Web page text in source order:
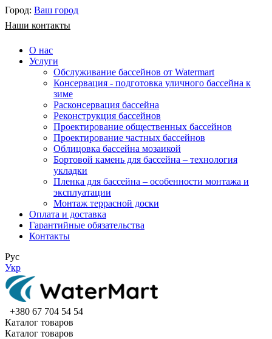
Город: Ваш город
Наши контакты
О нас
Услуги
Обслуживание бассейнов от Watermart
Консервация - подготовка уличного бассейна к
зиме
Расконсервация бассейна
Реконструкция бассейнов
Проектирование общественных бассейнов
Проектирование частных бассейнов
​Облицовка бассейна мозаикой
Бортовой камень для бассейна – технология
укладки
Пленка для бассейна – особенности монтажа и
эксплуатации
Монтаж террасной доски
Оплата и доставка
Гарантийные обязательства
Контакты
Рус
Укр
+380 67 704 54 54
Каталог товаров
Каталог товаров